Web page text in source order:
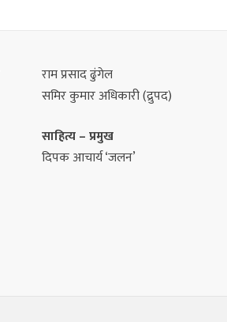
राम प्रसाद ढुंगेल
समिर कुमार अधिकारी (द्रुपद)
साहित्य – प्रमुख
दिपक आचार्य ‘जलन’